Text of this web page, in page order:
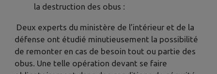
la destruction des obus :
Deux experts du ministère de l’intérieur et de la
défense ont étudié minutieusement la possibilité
de remonter en cas de besoin tout ou partie des
obus. Une telle opération devant se faire